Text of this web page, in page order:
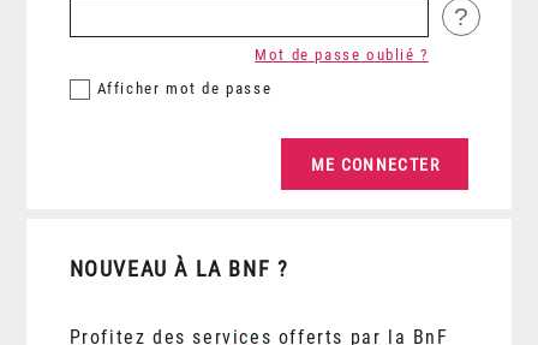
?
Afficher mot de passe
Mot de passe oublié ?
NOUVEAU À LA BNF ?
Profitez des services offerts par la BnF